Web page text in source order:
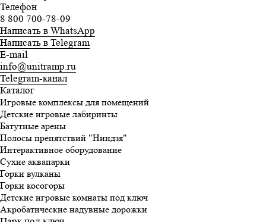
Телефон
8 800 700-78-09
Написать в WhatsApp
Написать в Telegram
E-mail
info@unitramp.ru
Telegram-канал
Каталог
Игровые комплексы для помещений
Детские игровые лабиринты
Батутные арены
Полосы препятствий "Ниндзя"
Интерактивное оборудование
Сухие аквапарки
Горки вулканы
Горки косогоры
Детские игровые комнаты под ключ
Акробатические надувные дорожки